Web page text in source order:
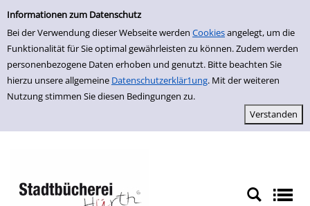
Einfache Suche
Informationen zum Datenschutz
Bei der Verwendung dieser Webseite werden Cookiesangelegt, um die
Funktionalität für Sie optimal gewährleisten zu können. Zudem werden
personenbezogene Daten erhoben und genutzt. Bitte beachten Sie
hierzu unsere allgemeine Datenschutzerklär1ung. Mit der weiteren
Nutzung stimmen Sie diesen Bedingungen zu.
zur Navigation springen
zum Inhalt springen
Zu den Suchfiltern springen
Zur Trefferliste springen